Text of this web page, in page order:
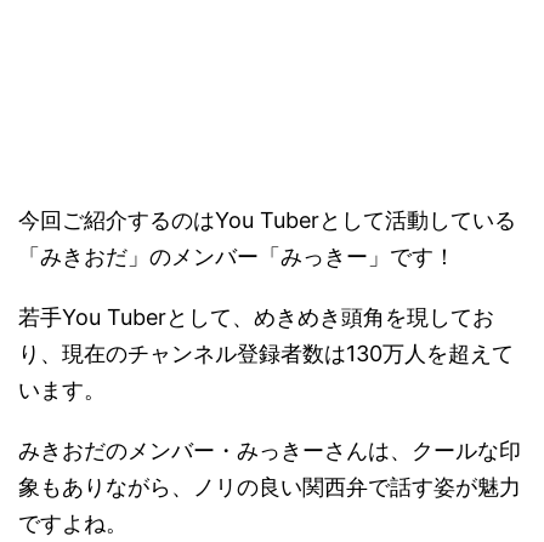
今回ご紹介するのはYou Tuberとして活動している
「みきおだ」のメンバー「みっきー」です！
若手You Tuberとして、めきめき頭角を現してお
り、現在のチャンネル登録者数は130万人を超えて
います。
みきおだのメンバー・みっきーさんは、クールな印
象もありながら、ノリの良い関西弁で話す姿が魅力
ですよね。